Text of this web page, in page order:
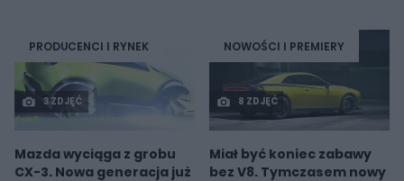
PRODUCENCI I RYNEK
3 ZDJĘĆ
Mazda wyciąga z grobu
CX-3. Nowa generacja już
NOWOŚCI I PREMIERY
8 ZDJĘĆ
Miał być koniec zabawy
bez V8. Tymczasem nowy